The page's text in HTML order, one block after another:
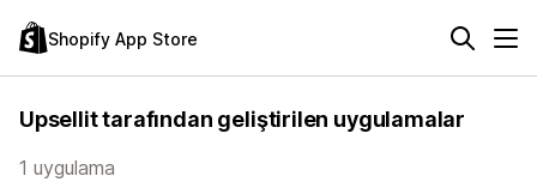
Shopify App Store
Upsellit tarafından geliştirilen uygulamalar
1 uygulama